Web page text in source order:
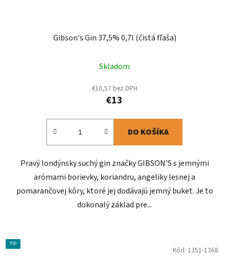
Gibson's Gin 37,5% 0,7l (čistá fľaša)
Skladom
€10,57 bez DPH
€13
DO KOŠÍKA
Pravý londýnsky suchý gin značky GIBSON'S s jemnými
arómami borievky, koriandru, angeliky lesnej a
pomarančovej kôry, ktoré jej dodávajú jemný buket. Je to
dokonalý základ pre...
TIP
Kód: 1351-1368